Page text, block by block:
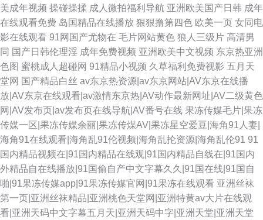
美成年视频 操碰操揉 成人微拍福利导航 亚洲欧美国产日韩 成年
在线观看免费 岛国精品在线播放 狠狠撸第四色 欧美一页 女同电
影在线观看 91网国产尤物在 毛片网站黄色 狼人三级片 高清男
同 国产日韩伦理淫 成年免费视频 亚洲欧美中文视频 东京热亚洲
色图 蜜桃成人超碰网 91精品小视频 久草福利免费视影 五月天
堂网 国产精品白丝 av东京热资源|av东京网站|AV东京在线播
放|AV东京在线观看|av激情东京热|AV动作最新网址|AV二级黄色
网|AV发布页|av发布页在线导航|AV番号在线 果冻传媒毛片|果冻
传媒一区|果冻传媒余丽|果冻传煤AV|果冻星空爱豆|海角91人妻|
海角91在线观看|海角乱91伦视频|海角乱抡资源|海角乱伦91 91
国内精品视频在|91国内精品在线观|91国内精品自线在|91国内
外精品自在线播放|91国偷自产中文字幕久久|91国在线|91国自
啪|91果冻传媒app|91果冻传媒官网|91果冻在线观看 亚洲丝袜
第一页|亚洲丝袜精品|亚洲桃色天堂网|亚洲特黄av大片在线观
看|亚洲天码中文字幕五月天|亚洲天码中字|亚洲天堂|亚洲天堂